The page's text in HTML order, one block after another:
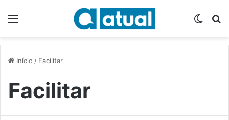
Início / Facilitar
Facilitar